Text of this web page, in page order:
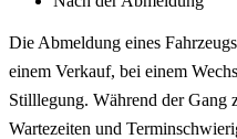
Die Abmeldung eines
einem Verkauf, bei einem
Stilllegung. Während der Gang
Wartezeiten und